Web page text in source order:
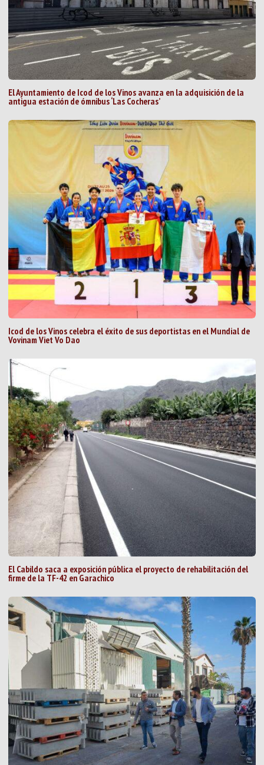
El Ayuntamiento de Icod de los Vinos avanza en la adquisición de la
antigua estación de ómnibus ‘Las Cocheras’
Icod de los Vinos celebra el éxito de sus deportistas en el Mundial de
Vovinam Viet Vo Dao
El Cabildo saca a exposición pública el proyecto de rehabilitación del
firme de la TF-42 en Garachico